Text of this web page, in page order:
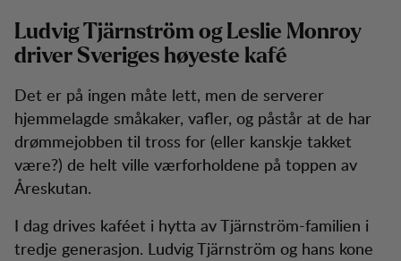
Ludvig Tjärnström og Leslie Monroy
driver Sveriges høyeste kafé
Det er på ingen måte lett, men de serverer
hjemmelagde småkaker, vafler, og påstår at de har
drømmejobben til tross for (eller kanskje takket
være?) de helt ville værforholdene på toppen av
Åreskutan.
I dag drives kaféet i hytta av Tjärnström-familien i
tredje generasjon. Ludvig Tjärnström og hans kone